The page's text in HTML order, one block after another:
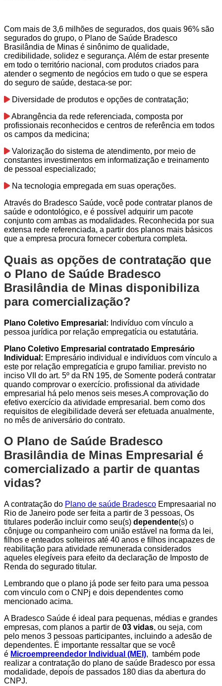
Com mais de 3,6 milhões de segurados, dos quais 96% são
segurados do grupo, o Plano de Saúde Bradesco
Brasilândia de Minas é sinônimo de qualidade,
credibilidade, solidez e segurança. Além de estar presente
em todo o território nacional, com produtos criados para
atender o segmento de negócios em tudo o que se espera
do seguro de saúde, destaca-se por:
Diversidade de produtos e opções de contratação;
Abrangência da rede referenciada, composta por
profissionais reconhecidos e centros de referência em todos
os campos da medicina;
Valorização do sistema de atendimento, por meio de
constantes investimentos em informatização e treinamento
de pessoal especializado;
Na tecnologia empregada em suas operações.
Através do Bradesco Saúde, você pode contratar planos de
saúde e odontológico, e é possível adquirir um pacote
conjunto com ambas as modalidades. Reconhecida por sua
extensa rede referenciada, a partir dos planos mais básicos
que a empresa procura fornecer cobertura completa.
Quais as opções de contratação que
o Plano de Saúde Bradesco
Brasilândia de Minas disponibiliza
para comercialização?
Plano Coletivo Empresarial: Indivíduo com vínculo a
pessoa jurídica por relação empregatícia ou estatutária.
Plano Coletivo Empresarial contratado Empresário
Individual: Empresário individual e indivíduos com vínculo a
este por relação empregatícia e grupo familiar. previsto no
inciso VII do art. 5º da RN 195, de Somente poderá contratar
quando comprovar o exercício. profissional da atividade
empresarial há pelo menos seis meses.A comprovação do
efetivo exercício da atividade empresarial. bem como dos
requisitos de elegibilidade deverá ser efetuada anualmente,
no mês de aniversário do contrato.
O Plano de Saúde Bradesco
Brasilândia de Minas Empresarial é
comercializado a partir de quantas
vidas?
A contratação do Plano de saúde Bradesco Empresaarial no
Rio de Janeiro pode ser feita a partir de 3 pessoas, Os
titulares poderão incluir como seu(s) dependente(s) o
cônjuge ou companheiro com união estável na forma da lei,
filhos e enteados solteiros até 40 anos e filhos incapazes de
reabilitação para atividade remunerada considerados
aqueles elegíveis para efeito da declaração de Imposto de
Renda do segurado titular.
Lembrando que o plano já pode ser feito para uma pessoa
com vinculo com o CNPj e dois dependentes como
mencionado acima.
A Bradesco Saúde é ideal para pequenas, médias e grandes
empresas, com planos a partir de 03 vidas, ou seja, com
pelo menos 3 pessoas participantes, incluindo a adesão de
dependentes. É importante ressaltar que se você
é Microempreendedor Individual (MEI), também pode
realizar a contratação do plano de saúde Bradesco por essa
modalidade, depois de passados 180 dias da abertura do
CNPJ.